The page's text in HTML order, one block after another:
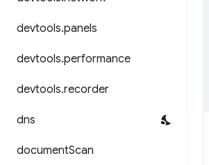
devtools.panels
devtools.performance
devtools.recorder
dns
documentScan